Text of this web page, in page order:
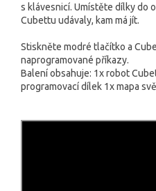
s klávesnicí. Umístěte dílky do
Cubettu udávaly, kam má jít.
Stiskněte modré tlačítko a
naprogramované příkazy.
Balení obsahuje: 1x robot
programovací dílek 1x mapa